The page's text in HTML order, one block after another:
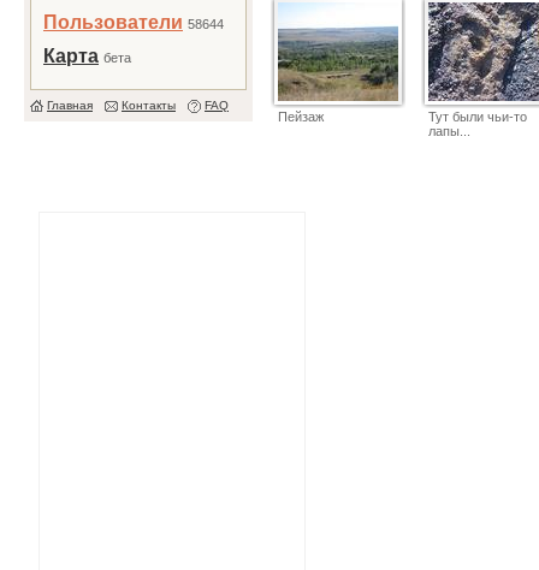
Пользователи 58644
Карта бета
Главная Контакты FAQ
Пейзаж
Тут были чьи-то
лапы...